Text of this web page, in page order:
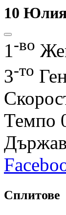
10
1-во
3-то
Темпо
Сплитове